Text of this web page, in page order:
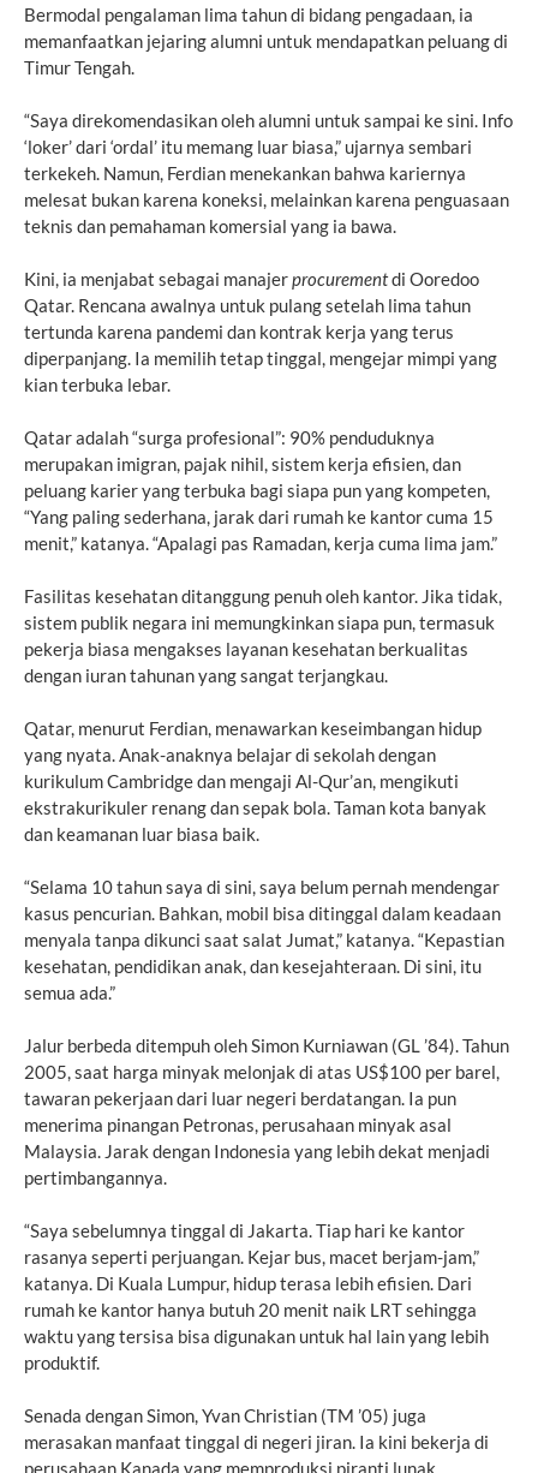
Bermodal pengalaman lima tahun di bidang pengadaan, ia
memanfaatkan jejaring alumni untuk mendapatkan peluang di
Timur Tengah.
“Saya direkomendasikan oleh alumni untuk sampai ke sini. Info
‘loker’ dari ‘ordal’ itu memang luar biasa,” ujarnya sembari
terkekeh. Namun, Ferdian menekankan bahwa kariernya
melesat bukan karena koneksi, melainkan karena penguasaan
teknis dan pemahaman komersial yang ia bawa.
Kini, ia menjabat sebagai manajerprocurementdi Ooredoo
Qatar. Rencana awalnya untuk pulang setelah lima tahun
tertunda karena pandemi dan kontrak kerja yang terus
diperpanjang. Ia memilih tetap tinggal, mengejar mimpi yang
kian terbuka lebar.
Qatar adalah “surga profesional”: 90% penduduknya
merupakan imigran, pajak nihil, sistem kerja efisien, dan
peluang karier yang terbuka bagi siapa pun yang kompeten,
“Yang paling sederhana, jarak dari rumah ke kantor cuma 15
menit,” katanya. “Apalagi pas Ramadan, kerja cuma lima jam.”
Fasilitas kesehatan ditanggung penuh oleh kantor. Jika tidak,
sistem publik negara ini memungkinkan siapa pun, termasuk
pekerja biasa mengakses layanan kesehatan berkualitas
dengan iuran tahunan yang sangat terjangkau.
Qatar, menurut Ferdian, menawarkan keseimbangan hidup
yang nyata. Anak-anaknya belajar di sekolah dengan
kurikulum Cambridge dan mengaji Al-Qur’an, mengikuti
ekstrakurikuler renang dan sepak bola. Taman kota banyak
dan keamanan luar biasa baik.
“Selama 10 tahun saya di sini, saya belum pernah mendengar
kasus pencurian. Bahkan, mobil bisa ditinggal dalam keadaan
menyala tanpa dikunci saat salat Jumat,” katanya. “Kepastian
kesehatan, pendidikan anak, dan kesejahteraan. Di sini, itu
semua ada.”
Jalur berbeda ditempuh oleh Simon Kurniawan (GL ’84). Tahun
2005, saat harga minyak melonjak di atas US$100 per barel,
tawaran pekerjaan dari luar negeri berdatangan. Ia pun
menerima pinangan Petronas, perusahaan minyak asal
Malaysia. Jarak dengan Indonesia yang lebih dekat menjadi
pertimbangannya.
“Saya sebelumnya tinggal di Jakarta. Tiap hari ke kantor
rasanya seperti perjuangan. Kejar bus, macet berjam-jam,”
katanya. Di Kuala Lumpur, hidup terasa lebih efisien. Dari
rumah ke kantor hanya butuh 20 menit naik LRT sehingga
waktu yang tersisa bisa digunakan untuk hal lain yang lebih
produktif.
Senada dengan Simon, Yvan Christian (TM ’05) juga
merasakan manfaat tinggal di negeri jiran. Ia kini bekerja di
perusahaan Kanada yang memproduksi piranti lunak